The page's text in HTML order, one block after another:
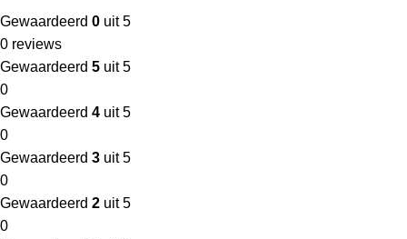
Gewaardeerd 0 uit 5
0 reviews
Gewaardeerd 5 uit 5
0
Gewaardeerd 4 uit 5
0
Gewaardeerd 3 uit 5
0
Gewaardeerd 2 uit 5
0